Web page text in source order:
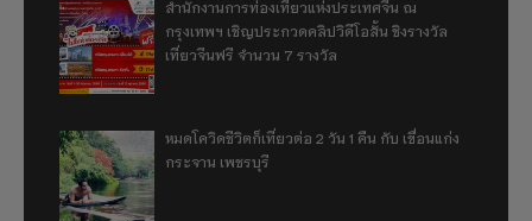
สำนักงานการท่องเที่ยวแห่งประเทศจีน ณ
กรุงเทพฯ เชิญประกวดคลิปวิดีโอสั้น ชิงรางวัล
เที่ยวจีนฟรี จำนวน 7 รางวัล
หมดโควิดชีวิตก็เที่ยวต่อ 2 วัน 1 คืน กับ เขื่อนแก่ง
กระจาน เพชรบุรี